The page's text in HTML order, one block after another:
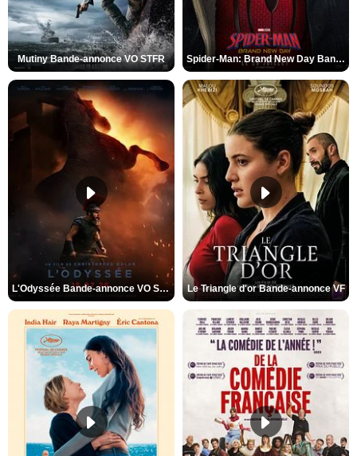
Mutiny Bande-annonce VO STFR Spider-Man: Brand New Day Bande-annonce VO STFR
L'Odyssée Bande-annonce VO STFR Le Triangle d'or Bande-annonce VF